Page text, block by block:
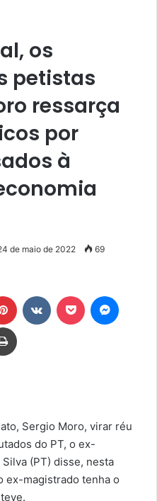
os
petistas
ressarça
por
à
de maio de 2022 69
Pinterest Pocket
Imprimir
Sergio Moro, virar réu
do PT, o ex-
(PT) disse, nesta
ex-magistrado tenha o